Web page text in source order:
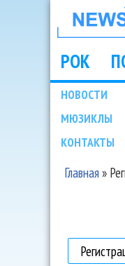
ШОУ
Main
РОК
НОВОСТИ
МЮЗИКЛЫ
КОНТАКТЫ
Главная»